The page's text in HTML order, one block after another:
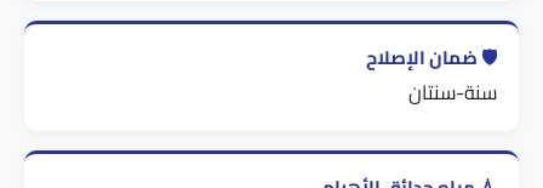
🛡️ ضمان الإصلاح
سنة-سنتان